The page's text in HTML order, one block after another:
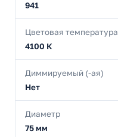
941
Цветовая температура
4100 К
Диммируемый (-ая)
Нет
Диаметр
75 мм